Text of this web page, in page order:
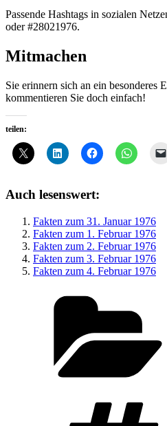
Passende Hashtags in sozialen
oder #28021976.
Mitmachen
Sie erinnern sich an ein besonderes
kommentieren Sie doch einfach!
teilen:
Auch lesenswert:
Fakten zum 31. Januar 1976
Fakten zum 1. Februar 1976
Fakten zum 2. Februar 1976
Fakten zum 3. Februar 1976
Fakten zum 4. Februar 1976